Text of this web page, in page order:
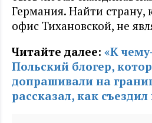
Германия. Найти страну,
офис Тихановской, не
Читайте далее: «К
Польский блогер,
допрашивали на
рассказал, как